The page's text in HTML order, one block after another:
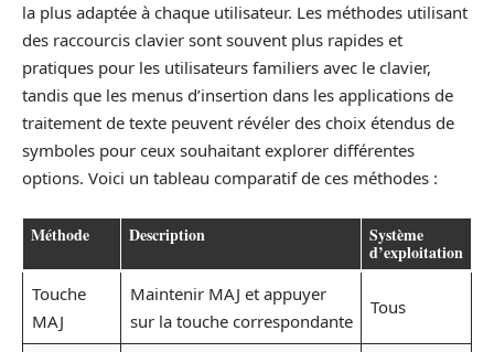
la plus adaptée à chaque utilisateur. Les méthodes utilisant
des raccourcis clavier sont souvent plus rapides et
pratiques pour les utilisateurs familiers avec le clavier,
tandis que les menus d’insertion dans les applications de
traitement de texte peuvent révéler des choix étendus de
symboles pour ceux souhaitant explorer différentes
options. Voici un tableau comparatif de ces méthodes :
Méthode Description Système
d’exploitation
Touche
MAJ
Maintenir MAJ et appuyer
sur la touche correspondante
Tous